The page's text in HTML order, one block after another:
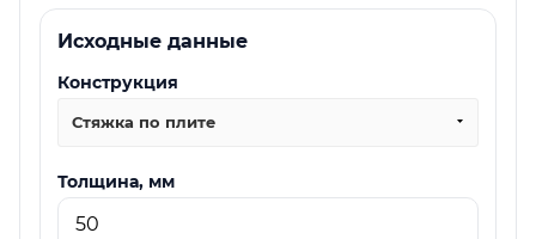
Исходные данные
Конструкция
Стяжка по плите
Толщина, мм